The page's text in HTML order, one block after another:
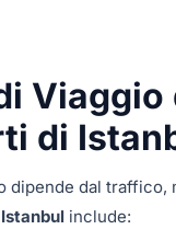
Viaggio
di
dipende dal traffico,
Istanbul include: